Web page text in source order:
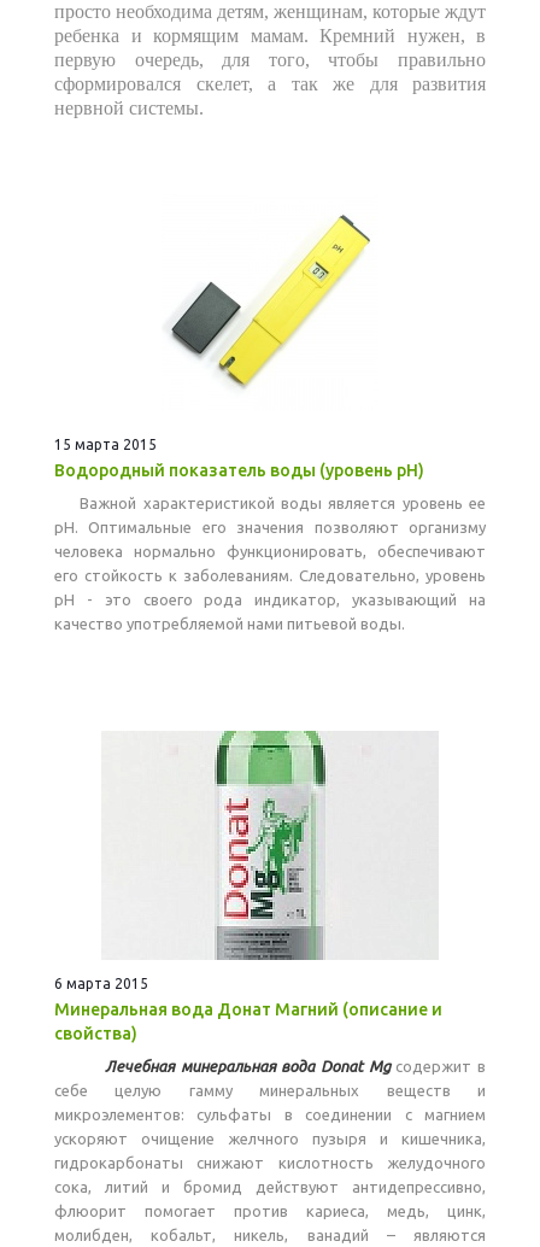
просто необходима детям, женщинам, которые ждут
ребенка и кормящим мамам. Кремний нужен, в
первую очередь, для того, чтобы правильно
сформировался скелет, а так же для развития
нервной системы.
15 марта 2015
Водородный показатель воды (уровень pH)
Важной характеристикой воды является уровень ее
рН. Оптимальные его значения позволяют организму
человека нормально функционировать, обеспечивают
его стойкость к заболеваниям. Следовательно, уровень
рН - это своего рода индикатор, указывающий на
качество употребляемой нами питьевой воды.
6 марта 2015
Минеральная вода Донат Магний (описание и
свойства)
Лечебная минеральная вода Donat Mgсодержит в
себе целую гамму минеральных веществ и
микроэлементов: сульфаты в соединении с магнием
ускоряют очищение желчного пузыря и кишечника,
гидрокарбонаты снижают кислотность желудочного
сока, литий и бромид действуют антидепрессивно,
флюорит помогает против кариеса, медь, цинк,
молибден, кобальт, никель, ванадий – являются